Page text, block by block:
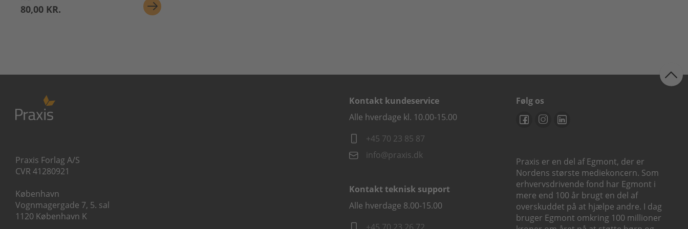
80,00 KR.
Praxis Forlag A/S
CVR 41280921
København
Vognmagergade 7, 5. sal
1120 København K
Kontakt kundeservice
Alle hverdage kl. 10.00-15.00
+45 70 23 85 87
info@praxis.dk
Kontakt teknisk support
Alle hverdage 8.00-15.00
Følg os
Praxis er en del af Egmont, der er
Nordens største mediekoncern. Som
erhvervsdrivende fond har Egmont i
mere end 100 år brugt en del af
overskuddet på at hjælpe andre. I dag
bruger Egmont omkring 100 millioner